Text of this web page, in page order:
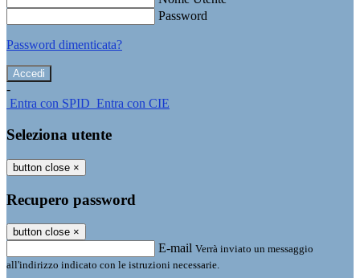
Password
Password dimenticata?
-
Entra con SPID Entra con CIE
Seleziona utente
button close ×
Recupero password
button close ×
E-mail Verrà inviato un messaggio
all'indirizzo indicato con le istruzioni necessarie.